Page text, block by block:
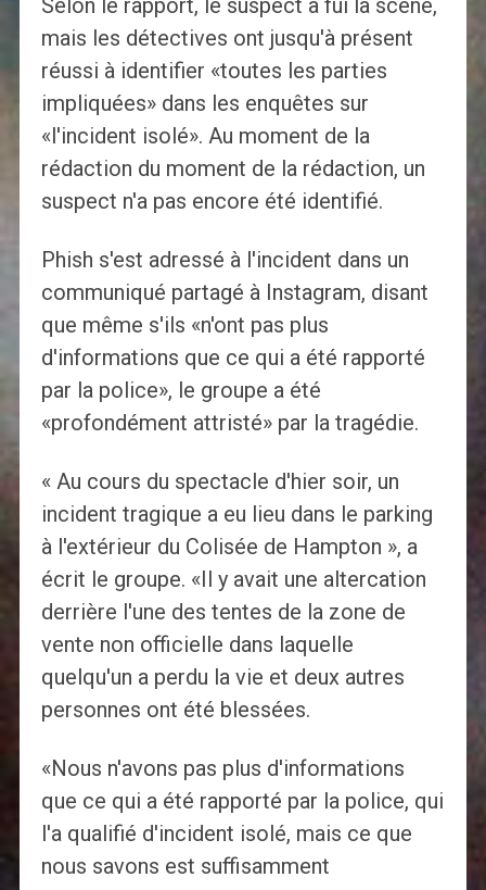
Selon le rapport, le suspect a fui la scène,
mais les détectives ont jusqu'à présent
réussi à identifier «toutes les parties
impliquées» dans les enquêtes sur
«l'incident isolé». Au moment de la
rédaction du moment de la rédaction, un
suspect n'a pas encore été identifié.
Phish s'est adressé à l'incident dans un
communiqué partagé à Instagram, disant
que même s'ils «n'ont pas plus
d'informations que ce qui a été rapporté
par la police», le groupe a été
«profondément attristé» par la tragédie.
« Au cours du spectacle d'hier soir, un
incident tragique a eu lieu dans le parking
à l'extérieur du Colisée de Hampton », a
écrit le groupe. «Il y avait une altercation
derrière l'une des tentes de la zone de
vente non officielle dans laquelle
quelqu'un a perdu la vie et deux autres
personnes ont été blessées.
«Nous n'avons pas plus d'informations
que ce qui a été rapporté par la police, qui
l'a qualifié d'incident isolé, mais ce que
nous savons est suffisamment